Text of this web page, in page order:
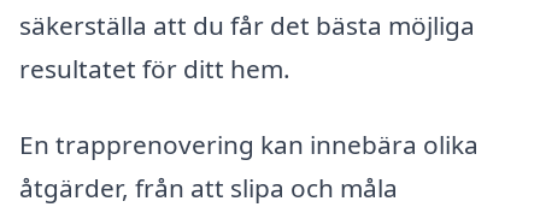
säkerställa att du får det bästa möjliga
resultatet för ditt hem.
En trapprenovering kan innebära olika
åtgärder, från att slipa och måla